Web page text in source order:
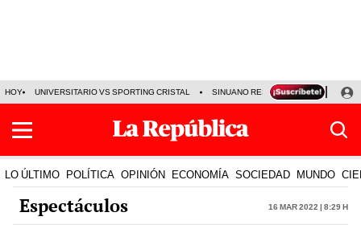
HOY UNIVERSITARIO VS SPORTING CRISTAL SINUANO RESULTADOS HOY
LO ÚLTIMO POLÍTICA OPINIÓN ECONOMÍA SOCIEDAD MUNDO
Espectáculos 16 Mar 2022 | 8:29 h